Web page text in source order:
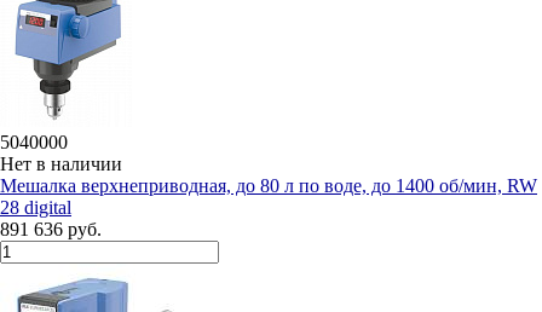
5040000
Нет в наличии
Мешалка верхнеприводная, до 80 л по воде, до 1400 об/мин, RW
28 digital
891 636 руб.